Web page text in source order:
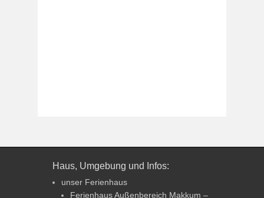
Haus, Umgebung und Infos:
unser Ferienhaus
Ferienhaus Außenbereich Makkum –